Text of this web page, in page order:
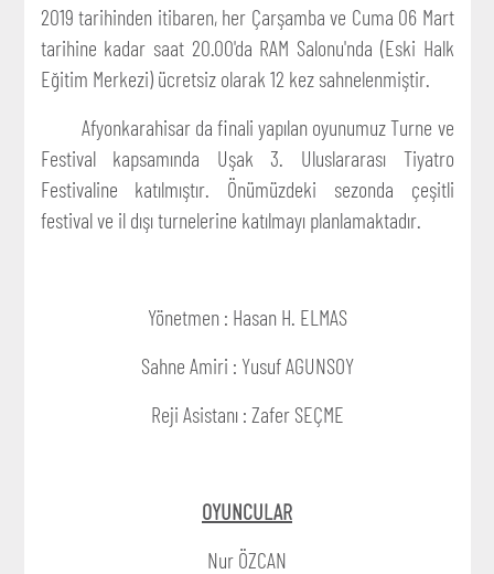
2019 tarihinden itibaren, her Çarşamba ve Cuma 06 Mart
tarihine kadar saat 20.00'da RAM Salonu'nda (Eski Halk
Eğitim Merkezi) ücretsiz olarak 12 kez sahnelenmiştir.
Afyonkarahisar da finali yapılan oyunumuz Turne ve
Festival kapsamında Uşak 3. Uluslararası Tiyatro
Festivaline katılmıştır. Önümüzdeki sezonda çeşitli
festival ve il dışı turnelerine katılmayı planlamaktadır.
Yönetmen : Hasan H. ELMAS
Sahne Amiri : Yusuf AGUNSOY
Reji Asistanı : Zafer SEÇME
OYUNCULAR
Nur ÖZCAN